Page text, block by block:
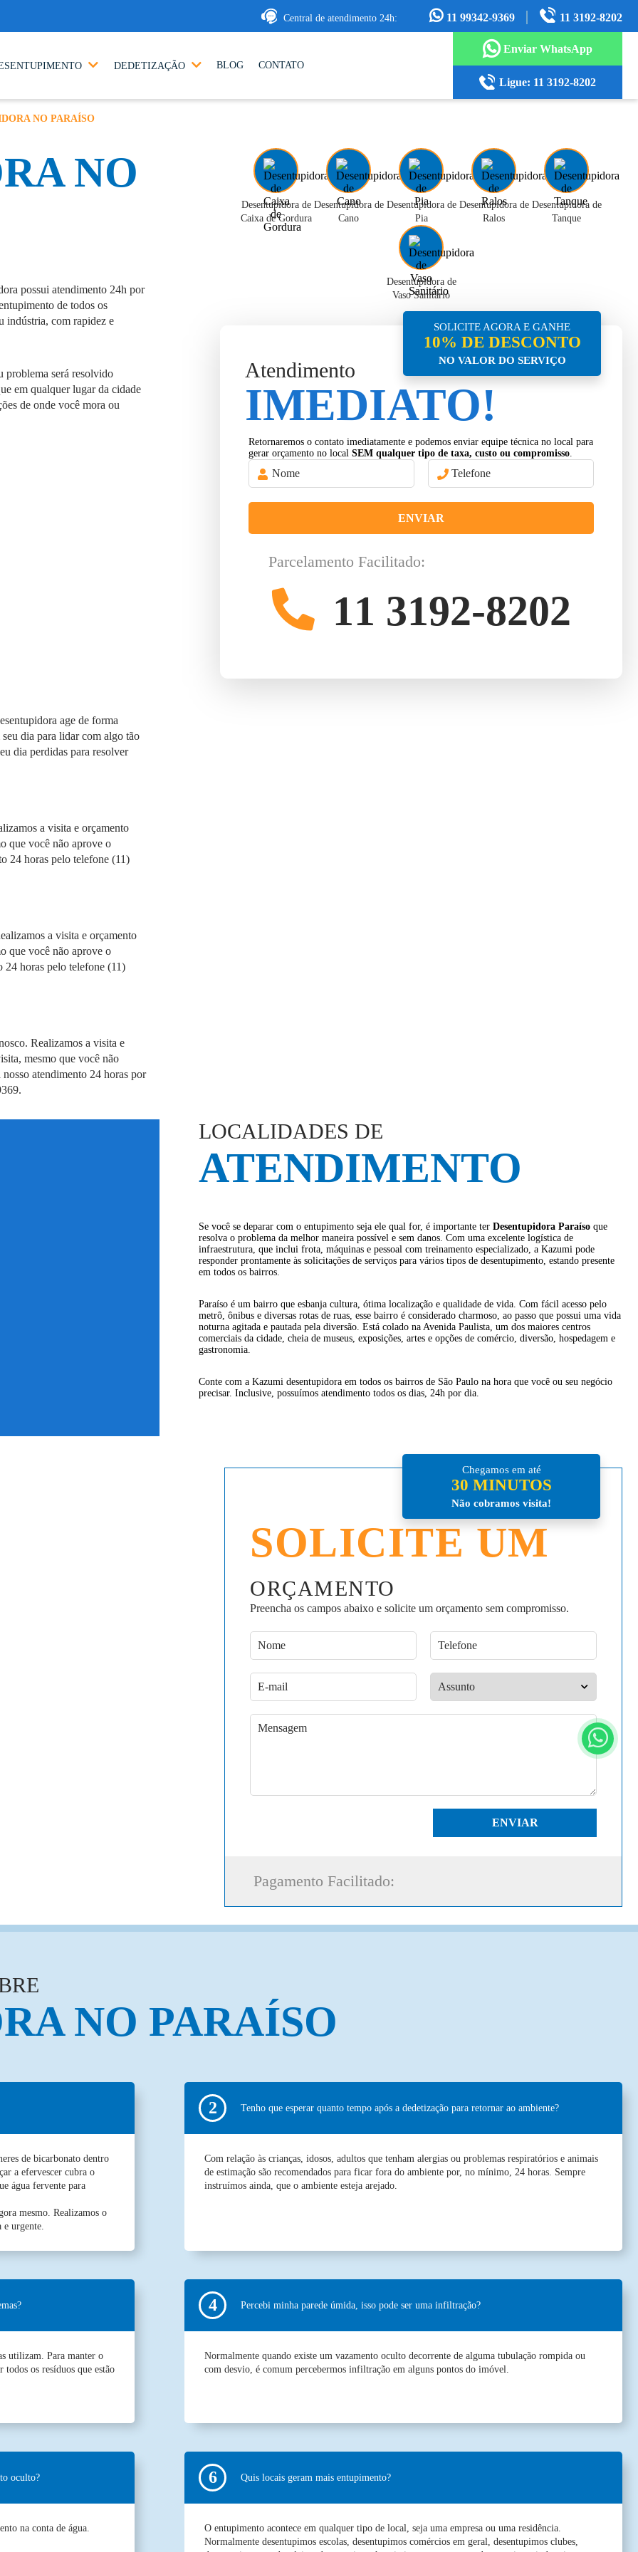
Central de atendimento 24h: 11 99342-9369 11 3192-8202
DEDETIZAÇÃO BLOG CONTATO
Enviar WhatsApp
Ligue: 11 3192-8202
NO PARAÍSO
NO
possui atendimento 24h por
de todos os
indústria, com rapidez e
problema será resolvido
em qualquer lugar da cidade
de onde você mora ou
age de forma
dia para lidar com algo tão
dia perdidas para resolver
a visita e orçamento
que você não aprove o
24 horas pelo telefone (11)
a visita e orçamento
que você não aprove o
24 horas pelo telefone (11)
Realizamos a visita e
mesmo que você não
atendimento 24 horas por
Desentupidora de
Caixa de Gordura
Desentupidora de
Cano
Desentupidora de
Pia
Desentupidora de
Ralos
Desentupidora de
Tanque
Desentupidora de
Vaso Sanitário
SOLICITE AGORA E GANHE
10% DE DESCONTO
NO VALOR DO SERVIÇO
Atendimento
IMEDIATO!
Retornaremos o contato imediatamente e podemos enviar equipe técnica no local para
gerar orçamento no local SEM qualquer tipo de taxa, custo ou compromisso.
ENVIAR
Parcelamento Facilitado:
11 3192-8202
LOCALIDADES DE
ATENDIMENTO
Se você se deparar com o entupimento seja ele qual for, é importante ter Desentupidora Paraíso que
resolva o problema da melhor maneira possível e sem danos. Com uma excelente logística de
infraestrutura, que inclui frota, máquinas e pessoal com treinamento especializado, a Kazumi pode
responder prontamente às solicitações de serviços para vários tipos de desentupimento, estando presente
em todos os bairros.
Paraíso é um bairro que esbanja cultura, ótima localização e qualidade de vida. Com fácil acesso pelo
metrô, ônibus e diversas rotas de ruas, esse bairro é considerado charmoso, ao passo que possui uma vida
noturna agitada e pautada pela diversão. Está colado na Avenida Paulista, um dos maiores centros
comerciais da cidade, cheia de museus, exposições, artes e opções de comércio, diversão, hospedagem e
gastronomia.
Conte com a Kazumi desentupidora em todos os bairros de São Paulo na hora que você ou seu negócio
precisar. Inclusive, possuímos atendimento todos os dias, 24h por dia.
Chegamos em até
30 MINUTOS
Não cobramos visita!
SOLICITE UM
ORÇAMENTO
Preencha os campos abaixo e solicite um orçamento sem compromisso.
ENVIAR
Pagamento Facilitado:
NO PARAÍSO
de bicarbonato dentro
a efervescer cubra o
água fervente para
mesmo. Realizamos o
e urgente.
Tenho que esperar quanto tempo após a dedetização para retornar ao ambiente?
Com relação às crianças, idosos, adultos que tenham alergias ou problemas respiratórios e animais
de estimação são recomendados para ficar fora do ambiente por, no mínimo, 24 horas. Sempre
instruímos ainda, que o ambiente esteja arejado.
utilizam. Para manter o
os resíduos que estão
Percebi minha parede úmida, isso pode ser uma infiltração?
Normalmente quando existe um vazamento oculto decorrente de alguma tubulação rompida ou
com desvio, é comum percebermos infiltração em alguns pontos do imóvel.
oculto?
na conta de água.
Quis locais geram mais entupimento?
O entupimento acontece em qualquer tipo de local, seja uma empresa ou uma residência.
Normalmente desentupimos escolas, desentupimos comércios em geral, desentupimos clubes,